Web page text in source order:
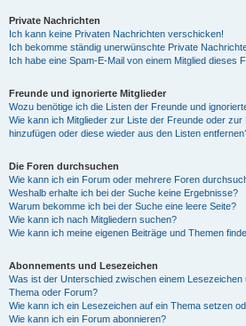
Private Nachrichten
Ich kann keine Privaten Nachrichten verschicken!
Ich bekomme ständig unerwünschte Private
Ich habe eine Spam-E-Mail von einem Mitglied dieses
Freunde und ignorierte Mitglieder
Wozu benötige ich die Listen der Freunde und
Wie kann ich Mitglieder zur Liste der Freunde oder zur
hinzufügen oder diese wieder aus den Listen
Die Foren durchsuchen
Wie kann ich ein Forum oder mehrere Foren
Weshalb erhalte ich bei der Suche keine Ergebnisse?
Warum bekomme ich bei der Suche eine leere Seite?
Wie kann ich nach Mitgliedern suchen?
Wie kann ich meine eigenen Beiträge und Themen
Abonnements und Lesezeichen
Was ist der Unterschied zwischen einem Lesezeichen
Thema oder Forum?
Wie kann ich ein Lesezeichen auf ein Thema setzen
Wie kann ich ein Forum abonnieren?